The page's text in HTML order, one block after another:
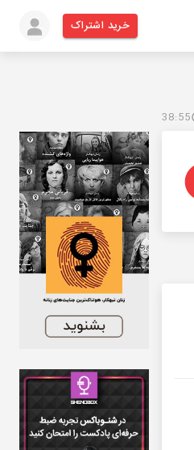
خرید اشتراک
38:55